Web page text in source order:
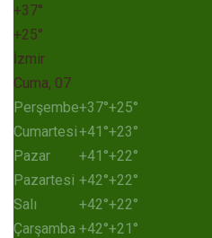
+37°
+25°
İzmir
Cuma, 07
Perşembe+37°+25°
Cumartesi+41°+23°
Pazar
+41°+22°
Pazartesi +42°+22°
Salı
+42°+22°
Çarşamba +42°+21°